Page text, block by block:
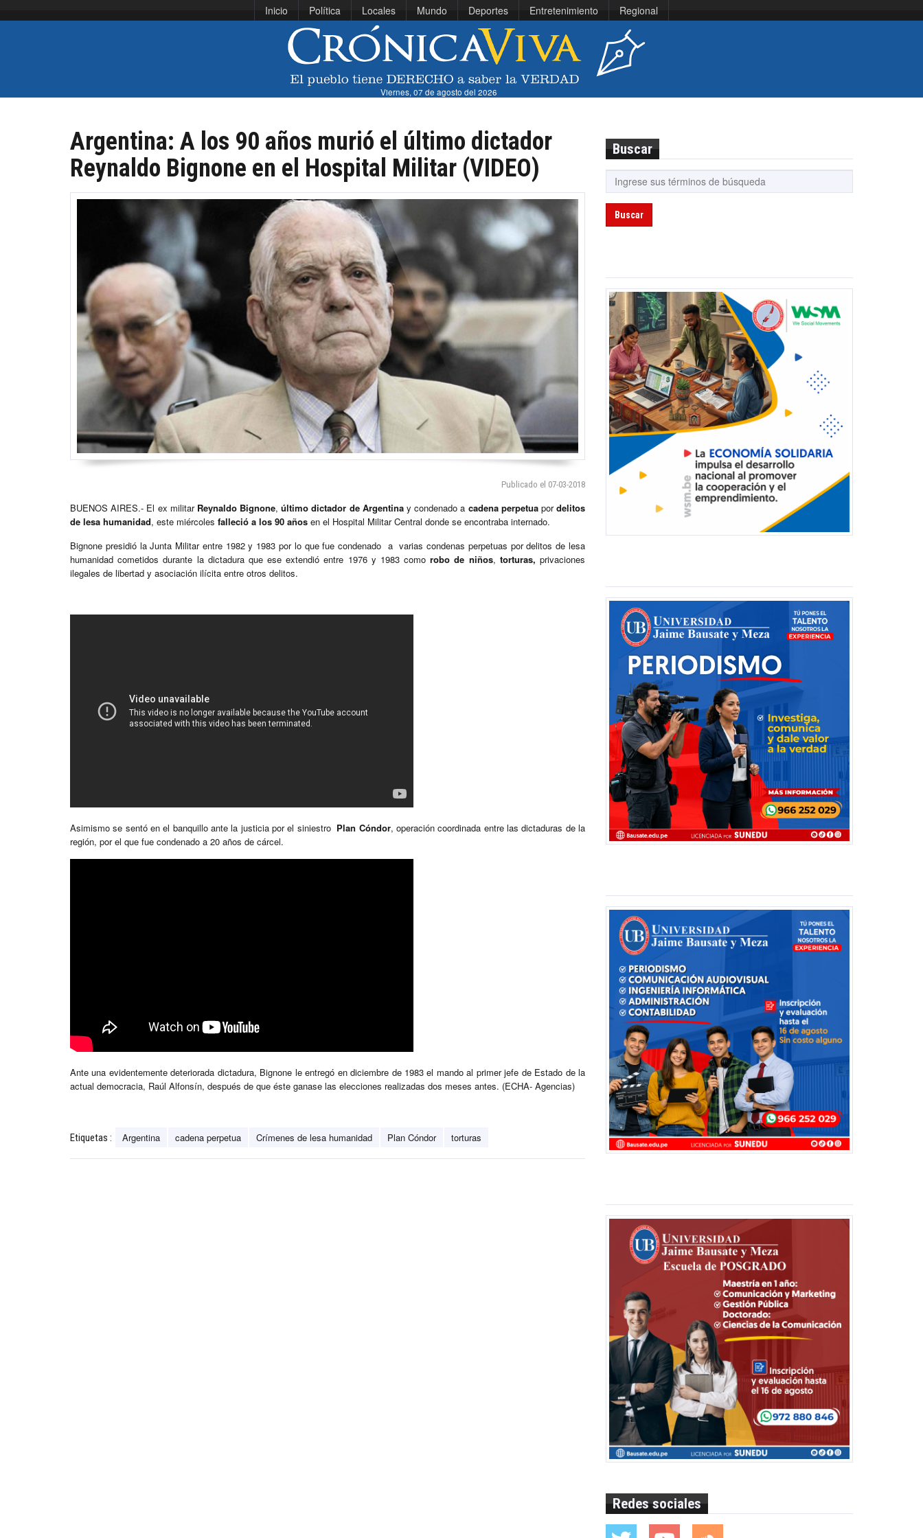
Inicio Política Locales Mundo Deportes Entretenimiento Regional
Viernes, 07 de agosto del 2026
Argentina: A los 90 años murió el último dictador
Reynaldo Bignone en el Hospital Militar (VIDEO)
Publicado el 07-03-2018
BUENOS AIRES.- El ex militar Reynaldo Bignone,último dictador de Argentinay condenado a cadena perpetuapordelitos
de lesa humanidad, este miércoles falleció a los 90 años en el Hospital Militar Central donde se encontraba internado.
Bignone presidió la Junta Militar entre 1982 y 1983 por lo que fue condenado a varias condenas perpetuas por delitos de lesa
humanidad cometidos durante la dictadura que ese extendió entre 1976 y 1983 comorobo de niños, torturas, privaciones
ilegales de libertad y asociación ilícita entre otros delitos.
Asimismo se sentó en el banquillo ante la justicia por el siniestro Plan Cóndor, operación coordinada entre las dictaduras de la
región, por el que fue condenado a 20 años de cárcel.
Ante una evidentemente deteriorada dictadura, Bignone le entregó en diciembre de 1983 el mando al primer jefe de Estado de la
actual democracia, Raúl Alfonsín, después de que éste ganase las elecciones realizadas dos meses antes. (ECHA- Agencias)
Etiquetas : Argentina cadena perpetua Crímenes de lesa humanidad Plan Cóndor torturas
Buscar
Buscar
Redes sociales